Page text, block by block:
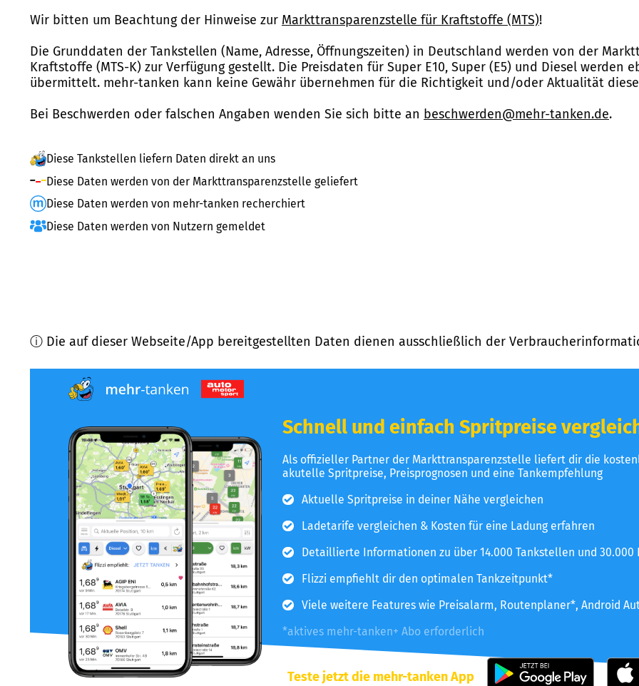
Wir bitten um Beachtung der Hinweise zur Markttransparenzstelle für Kraftstoffe (MTS)!
Die Grunddaten der Tankstellen (Name, Adresse, Öffnungszeiten) in Deutschland werden von der
Kraftstoffe (MTS-K) zur Verfügung gestellt. Die Preisdaten für Super E10, Super (E5) und Diesel werden
übermittelt. mehr-tanken kann keine Gewähr übernehmen für die Richtigkeit und/oder Aktualität
Bei Beschwerden oder falschen Angaben wenden Sie sich bitte an beschwerden@mehr-tanken.de.
Diese Tankstellen liefern Daten direkt an uns
Diese Daten werden von der Markttransparenzstelle geliefert
Diese Daten werden von mehr-tanken recherchiert
Diese Daten werden von Nutzern gemeldet
ⓘ Die auf dieser Webseite/App bereitgestellten Daten dienen ausschließlich der
Schnell und einfach Spritpreise
Als offizieller Partner der Markttransparenzstelle liefert dir die
akutelle Spritpreise, Preisprognosen und eine Tankempfehlung
Aktuelle Spritpreise in deiner Nähe vergleichen
Ladetarife vergleichen & Kosten für eine Ladung erfahren
Detaillierte Informationen zu über 14.000 Tankstellen und 30.000
Flizzi empfiehlt dir den optimalen Tankzeitpunkt*
Viele weitere Features wie Preisalarm, Routenplaner*, Android
*aktives mehr-tanken+ Abo erforderlich
Teste jetzt die mehr-tanken App